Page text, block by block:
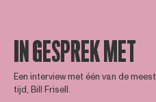
IN GESPREK MET
Een interview met één van de
tijd, Bill Frisell.